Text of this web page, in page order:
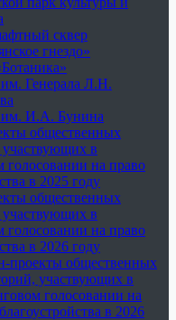
сквер
гнездо»
Генерала Л.Н.
И.А. Бунина
общественных
участвующих в
голосовании на право
в 2025 году
общественных
участвующих в
голосовании на право
в 2026 году
проекты общественных
участвующих в
голосовании на
в 2026